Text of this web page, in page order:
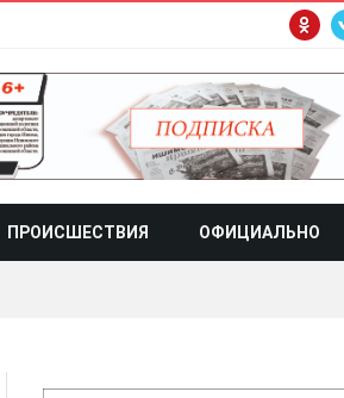
ПРОИСШЕСТВИЯ ОФИЦИАЛЬНО